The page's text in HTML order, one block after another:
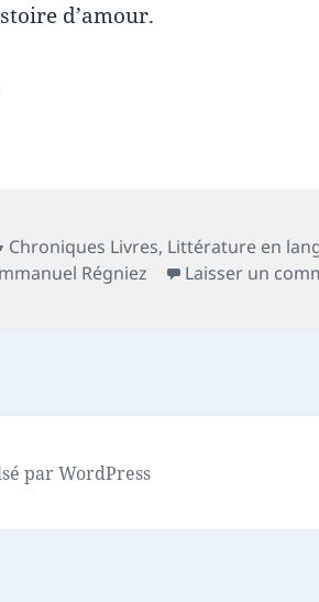
d’amour.
Catégories
Chroniques Livres, Littérature en
Régniez Laisser un
par WordPress